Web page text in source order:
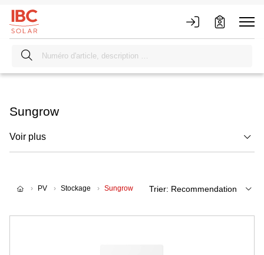
Sungrow
Voir plus
PV Stockage Sungrow